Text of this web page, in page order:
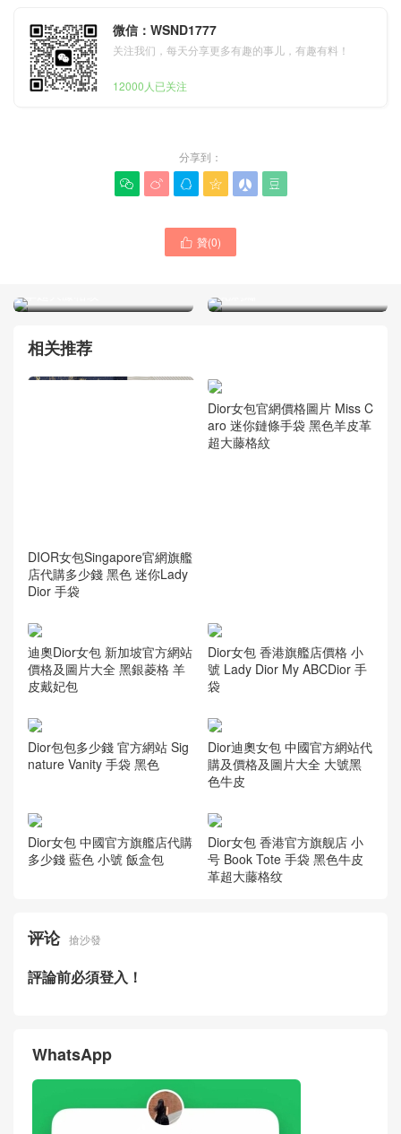
微信：WSND1777
关注我们，每天分享更多有趣的事儿，有趣有料！
12000人已关注
分享到：
     
 贊(0)
Dior女包 香港官方旗舰店 小
革超大藤格纹
DIOR迪奧包包 Book Tote
花刺繡
相关推荐
DIOR女包Singapore官網旗艦
店代購多少錢 黑色 迷你Lady
Dior 手袋
Dior女包官網價格圖片 Miss C
aro 迷你鏈條手袋 黑色羊皮革
超大藤格紋
迪奧Dior女包 新加坡官方網站
價格及圖片大全 黑銀菱格 羊
皮戴妃包
Dior女包 香港旗艦店價格 小
號 Lady Dior My ABCDior 手
袋
Dior包包多少錢 官方網站 Sig
nature Vanity 手袋 黑色
Dior迪奧女包 中國官方網站代
購及價格及圖片大全 大號黑
色牛皮
Dior女包 中國官方旗艦店代購
多少錢 藍色 小號 飯盒包
Dior女包 香港官方旗舰店 小
号 Book Tote 手袋 黑色牛皮
革超大藤格纹
评论 搶沙發
評論前必須登入！
WhatsApp